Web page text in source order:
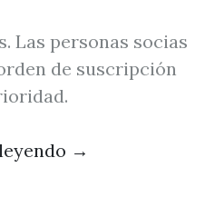
Las personas socias
de suscripción
→